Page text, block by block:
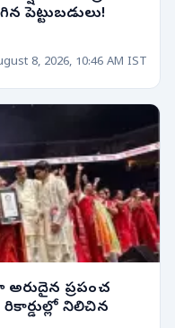
పెట్టుబడులు!
8, 2026, 10:46 AM IST
అరుదైన ప్రపంచ
నిలిచిన